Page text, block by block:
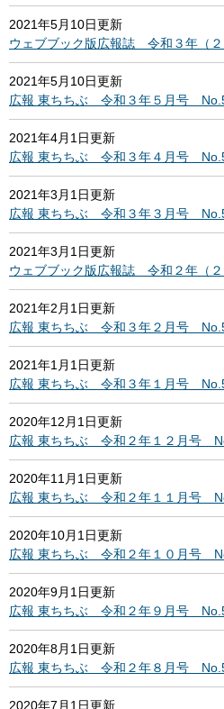
2021年5月10日更新
ウェブブック版広報誌 令和３年（
2021年5月10日更新
広報 東ちちぶ 令和３年５月号
2021年4月1日更新
広報 東ちちぶ 令和３年４月号
2021年3月1日更新
広報 東ちちぶ 令和３年３月号
2021年3月1日更新
ウェブブック版広報誌 令和２年（
2021年2月1日更新
広報 東ちちぶ 令和３年２月号
2021年1月1日更新
広報 東ちちぶ 令和３年１月号
2020年12月1日更新
広報 東ちちぶ 令和２年１２月号
2020年11月1日更新
広報 東ちちぶ 令和２年１１月号
2020年10月1日更新
広報 東ちちぶ 令和２年１０月号
2020年9月1日更新
広報 東ちちぶ 令和２年９月号
2020年8月1日更新
広報 東ちちぶ 令和２年８月号
2020年7月1日更新